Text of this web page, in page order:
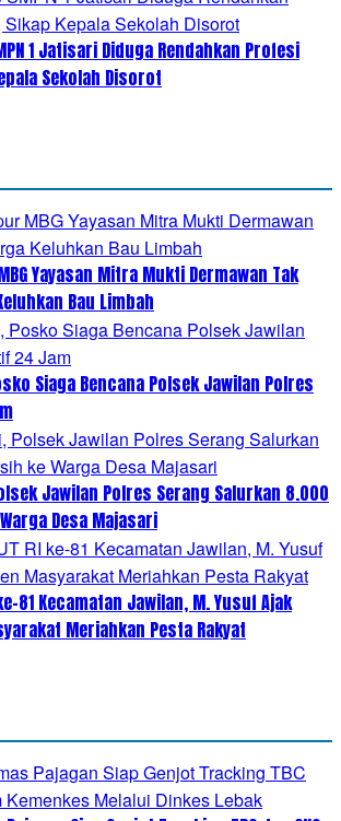
1 Jatisari Diduga Rendahkan Profesi
Sekolah Disorot
Yayasan Mitra Mukti Dermawan Tak
Bau Limbah
Siaga Bencana Polsek Jawilan Polres
Jawilan Polres Serang Salurkan 8.000
Desa Majasari
ke-81 Kecamatan Jawilan, M. Yusuf Ajak
Meriahkan Pesta Rakyat